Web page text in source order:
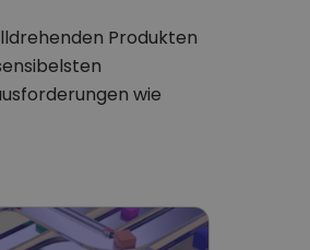
Produkten
wie